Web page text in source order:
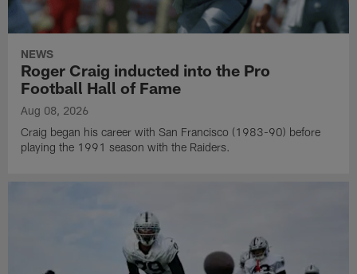
NEWS
Roger Craig inducted into the Pro
Football Hall of Fame
Aug 08, 2026
Craig began his career with San Francisco (1983-90) before
playing the 1991 season with the Raiders.